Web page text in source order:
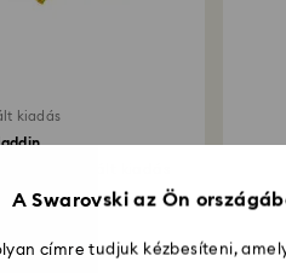
kiadás
000 Ft
A Swarovski az Ön
címre tudjuk kézbesíteni,